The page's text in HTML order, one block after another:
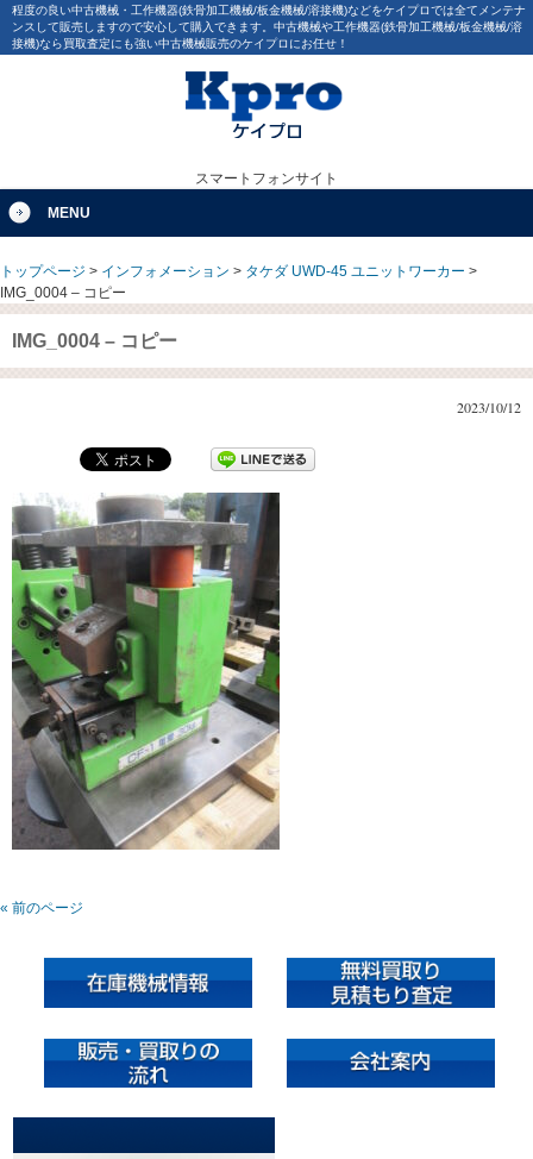
程度の良い中古機械・工作機器(鉄骨加工機械/板金機械/溶接機)などをケイプロでは全てメンテナ
ンスして販売しますので安心して購入できます。中古機械や工作機器(鉄骨加工機械/板金機械/溶
接機)なら買取査定にも強い中古機械販売のケイプロにお任せ！
スマートフォンサイト
MENU
トップページ > インフォメーション > タケダ UWD-45 ユニットワーカー >
IMG_0004 – コピー
IMG_0004 – コピー
2023/10/12
« 前のページ